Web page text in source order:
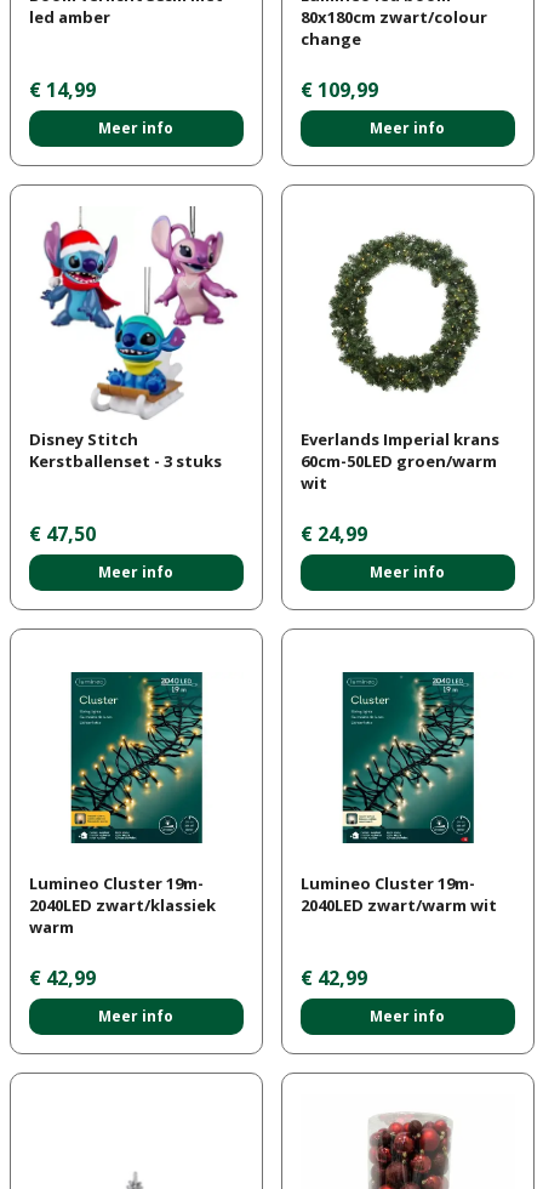
led amber
€ 14,99
Meer info
80x180cm zwart/colour
change
€ 109,99
Meer info
Disney Stitch
Kerstballenset - 3 stuks
€ 47,50
Meer info
Everlands Imperial krans
60cm-50LED groen/warm
wit
€ 24,99
Meer info
Lumineo Cluster 19m-
2040LED zwart/klassiek
warm
€ 42,99
Meer info
Lumineo Cluster 19m-
2040LED zwart/warm wit
€ 42,99
Meer info